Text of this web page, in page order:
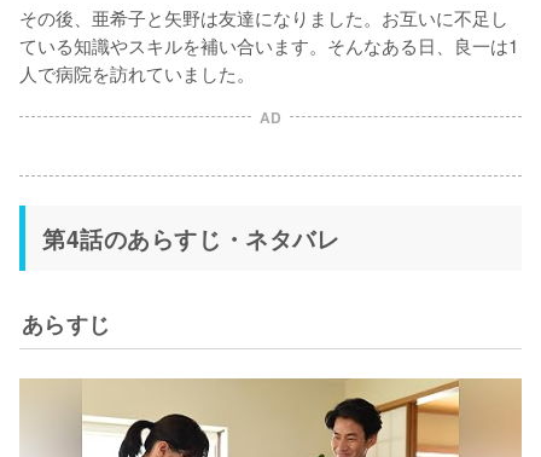
その後、亜希子と矢野は友達になりました。お互いに不足し
ている知識やスキルを補い合います。そんなある日、良一は1
人で病院を訪れていました。
AD
第4話のあらすじ・ネタバレ
あらすじ